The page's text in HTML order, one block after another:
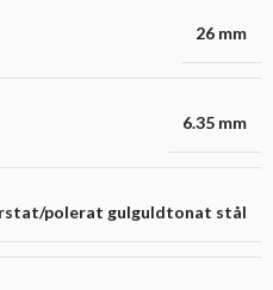
26 mm
6.35 mm
polerat gulguldtonat stål